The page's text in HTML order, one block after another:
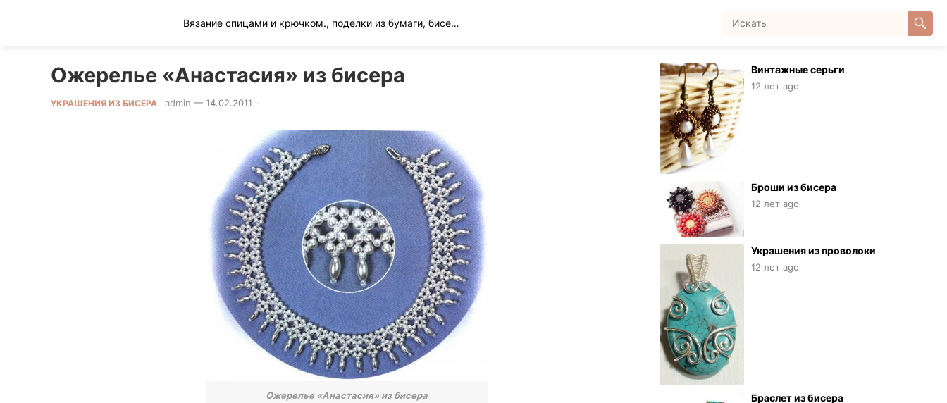
Вязание спицами и крючком., поделки из бумаги, бисера и многое другое
Ожерелье «Анастасия» из бисера
УКРАШЕНИЯ ИЗ БИСЕРА admin — 14.02.2011 ·
Ожерелье «Анастасия» из бисера
Винтажные серьги
12 лет ago
Броши из бисера
12 лет ago
Украшения из проволоки
12 лет ago
Браслет из бисера